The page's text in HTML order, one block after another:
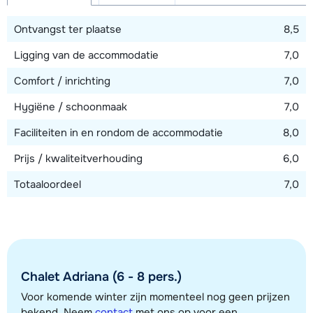
100 meter
Bekijk kaart
Ontvangst ter plaatse
8,5
Ligging van de accommodatie
7,0
Comfort / inrichting
7,0
Hygiëne / schoonmaak
7,0
Faciliteiten in en rondom de accommodatie
8,0
Prijs / kwaliteitverhouding
6,0
Totaaloordeel
7,0
Chalet Adriana (6 - 8 pers.)
Voor komende winter zijn momenteel nog geen prijzen